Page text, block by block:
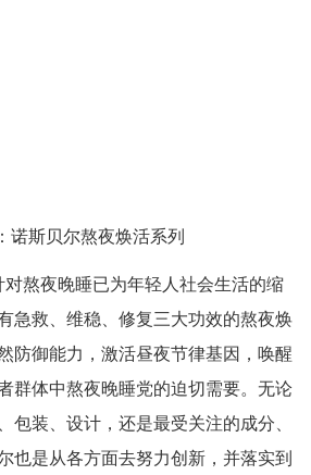
诺斯贝尔熬夜焕活系列
熬夜晚睡已为年轻人社会生活的缩
急救、维稳、修复三大功效的熬夜焕
防御能力，激活昼夜节律基因，唤醒
群体中熬夜晚睡党的迫切需要。无论
包装、设计，还是最受关注的成分、
也是从各方面去努力创新，并落实到